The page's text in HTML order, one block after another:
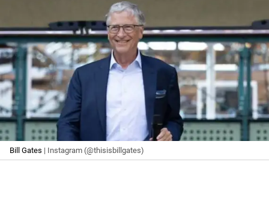
Bill Gates | Instagram (@thisisbillgates)